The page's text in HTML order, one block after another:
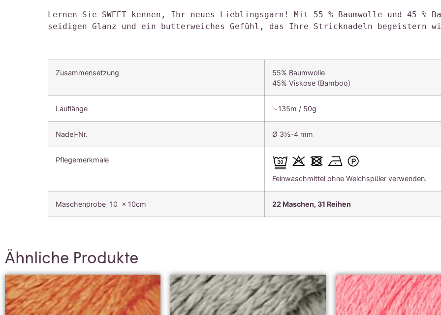
Lernen Sie SWEET kennen, Ihr neues Lieblingsgarn! Mit 55 % Baumwolle und 45 %
seidigen Glanz und ein butterweiches Gefühl, das Ihre Stricknadeln begeistern
Zusammensetzung
55% Baumwolle
45% Viskose (Bamboo)
Lauflänge ∼135m / 50g
Nadel-Nr. Ø 3½-4 mm
Pflegemerkmale
Feinwaschmittel ohne Weichspüler verwenden.
Maschenprobe 10 x 10cm 22 Maschen, 31 Reihen
Ähnliche Produkte